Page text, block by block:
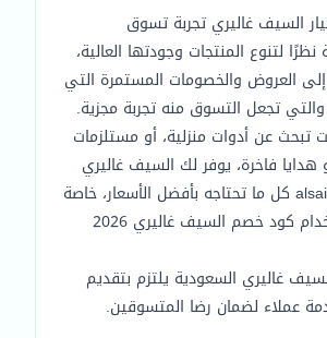
السيف غاليري تجربة تسوق
نظرًا لتنوع المنتجات وجودتها العالية،
إلى العروض والخصومات المستمرة التي
تجعل التسوق منه تجربة مجزية.
تبحث عن أدوات منزلية، أو مستلزمات
هدايا فاخرة، يوفر لك السيف غاليري
alsaif gallery كل ما تحتاجه بأفضل الأسعار، خاصة
عند استخدام كود خصم السيف غاليري 2026
غاليري السعودية يلتزم بتقديم
عملاء لضمان رضا المتسوقين.